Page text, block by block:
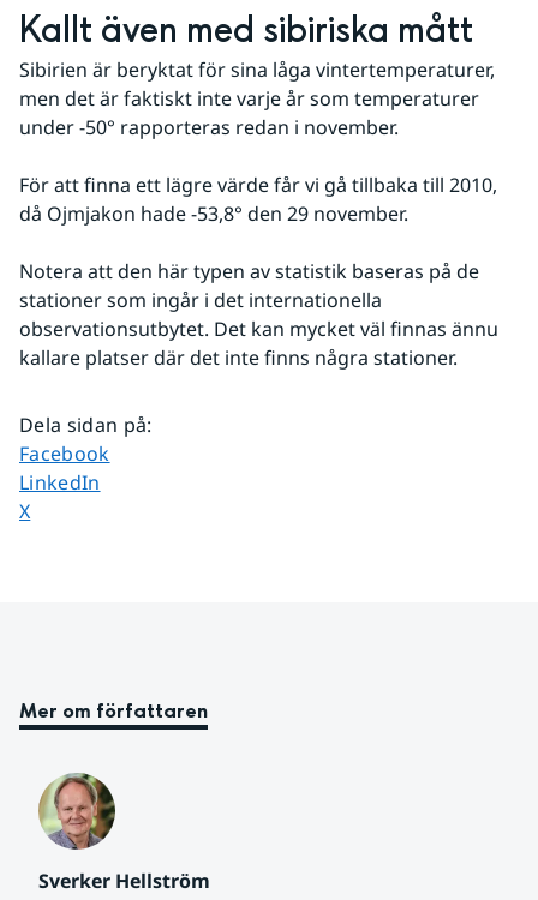
Kallt även med sibiriska mått
Sibirien är beryktat för sina låga vintertemperaturer,
men det är faktiskt inte varje år som temperaturer
under -50° rapporteras redan i november.
För att finna ett lägre värde får vi gå tillbaka till 2010,
då Ojmjakon hade -53,8° den 29 november.
Notera att den här typen av statistik baseras på de
stationer som ingår i det internationella
observationsutbytet. Det kan mycket väl finnas ännu
kallare platser där det inte finns några stationer.
Dela sidan på:
Dela sidan på
Facebook
Dela sidan på
LinkedIn
Dela sidan på
X
Mer om författaren
Sverker Hellström